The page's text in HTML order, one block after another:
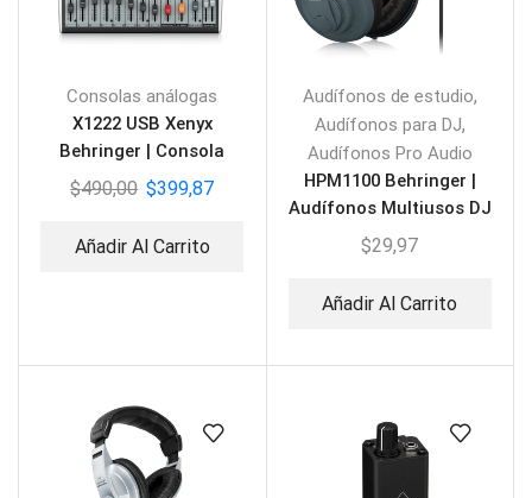
Consolas análogas
X1222 USB Xenyx
Behringer | Consola
Análoga 16 canáles
$490,00 $399,87
Añadir Al Carrito
Audífonos de estudio,
Audífonos para DJ,
Audífonos Pro Audio
HPM1100 Behringer |
Audífonos Multiusos DJ
$29,97
Añadir Al Carrito